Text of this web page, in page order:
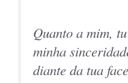
Quanto a mim,
minha
diante da tua